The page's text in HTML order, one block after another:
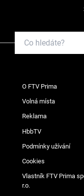
O FTV Prima
Volná místa
Reklama
HbbTV
Podmínky užívání
Cookies
Vlastník FTV Prima
r.o.